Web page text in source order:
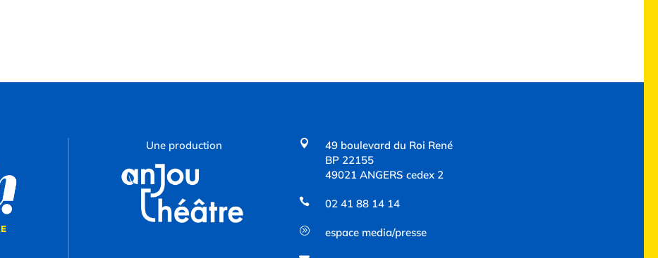
Une production 
49 boulevard du Roi René
BP 22155
49021 ANGERS cedex 2
 02 41 88 14 14
A espace media/presse